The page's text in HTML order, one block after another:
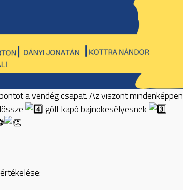
a vendég csapat. Az viszont mindenképpen
gólt kapó bajnokesélyesnek